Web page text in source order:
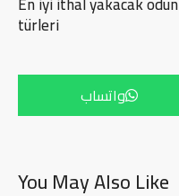
türleri
واتساب
You May Also Like